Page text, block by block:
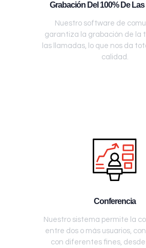
Grabación Del 100% De
Nuestro software de
garantiza la grabación de la
las llamadas, lo que nos da
calidad.
Conferencia
Nuestro sistema permite la
entre dos o más usuarios,
con diferentes fines,